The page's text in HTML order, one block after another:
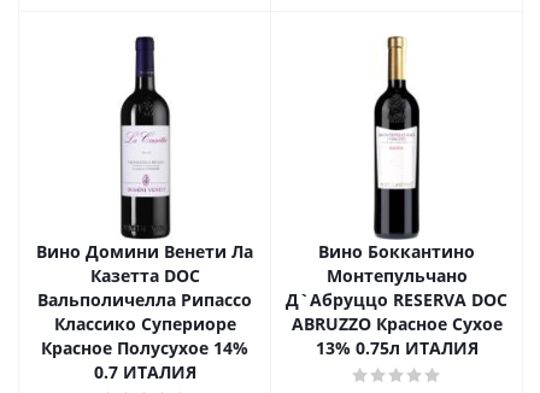
Вино Домини Венети Ла
Казетта DOC
Вальполичелла Рипассо
Классико Супериоре
Красное Полусухое 14%
0.7 ИТАЛИЯ
Вино Боккантино
Монтепульчано
Д`Абруццо RESERVA DOC
ABRUZZO Красное Сухое
13% 0.75л ИТАЛИЯ